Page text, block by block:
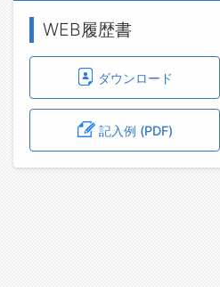
WEB履歴書
ダウンロード
記入例 (PDF)